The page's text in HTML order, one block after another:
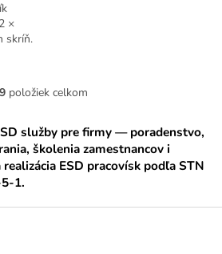
×
skríň.
O
l
á
d
a
i
9položiek celkom
služby pre firmy — poradenstvo,
školenia zamestnancov i
ESD pracovísk podľa STN
1.